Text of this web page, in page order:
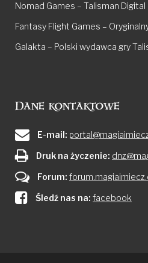
Nomad Games – Talisman Digital
Fantasy Flight Games –
Galakta – Polski wydawca gry
Dane kontaktowe
E-mail:
Druk na życzenie:
Forum:
Śledź nas na: facebook